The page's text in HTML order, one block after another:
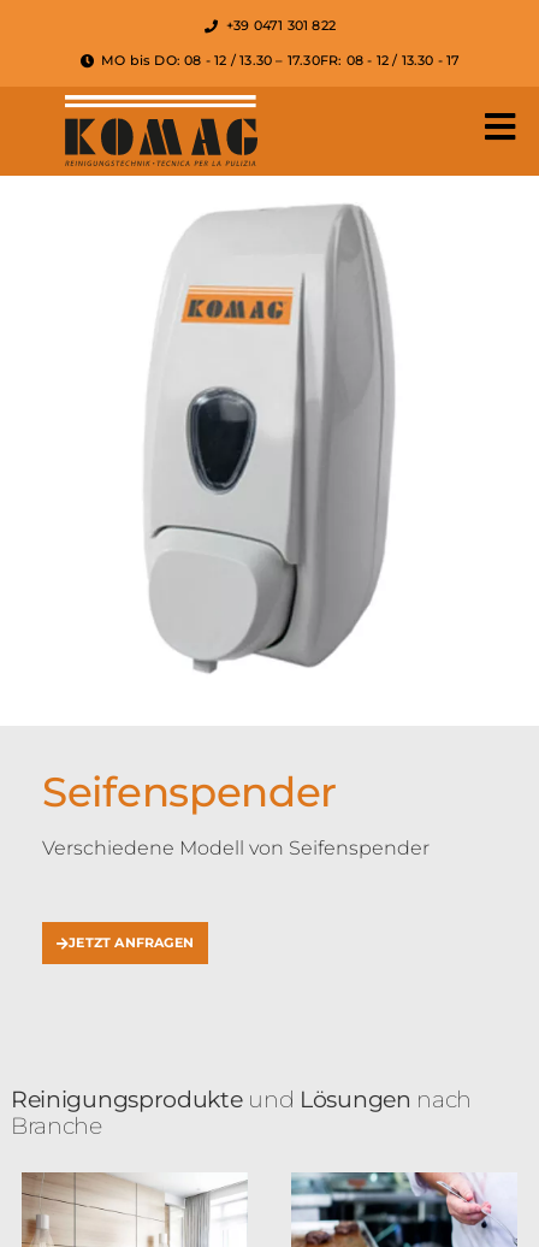
+39 0471 301 822
MO bis DO: 08 - 12 / 13.30 – 17.30FR: 08 - 12 / 13.30 - 17
Seifenspender
Verschiedene Modell von Seifenspender
JETZT ANFRAGEN
Reinigungsprodukteund Lösungen nach
Branche